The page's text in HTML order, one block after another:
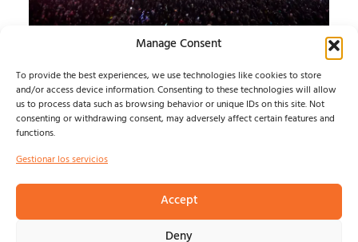
Manage Consent
To provide the best experiences, we use technologies like cookies to store
and/or access device information. Consenting to these technologies will allow
us to process data such as browsing behavior or unique IDs on this site. Not
consenting or withdrawing consent, may adversely affect certain features and
functions.
Gestionar los servicios
Accept
Deny
SONORAMA RIBERA 26
JUEVES
ARANDA SE ENTREGA A SONORAMA Y BARRY B
CONQUISTA LA PLAZA DEL TRIGO...
Isma Defernagosto 7, 2026
© NOSOLOINDE 2025 |POLÍTICA DE PRIVACIDAD Y